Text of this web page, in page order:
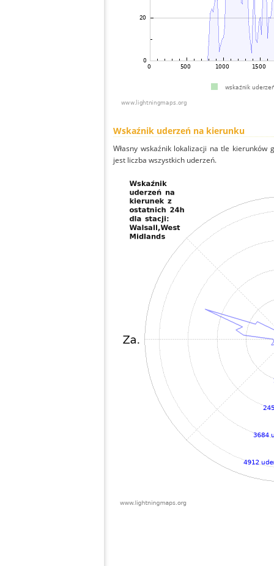
Wskaźnik uderzeń na kierunku
Własny wskaźnik lokalizacji na tle
jest liczba wszystkich uderzeń.